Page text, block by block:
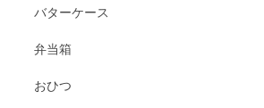
バターケース
弁当箱
おひつ